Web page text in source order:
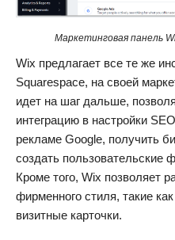
Маркетинговая панель
Wix предлагает все те же
Squarespace, на своей
идет на шаг дальше,
интеграцию в настройки
рекламе Google, получить
создать пользовательские
Кроме того, Wix позволяет
фирменного стиля, такие
визитные карточки.